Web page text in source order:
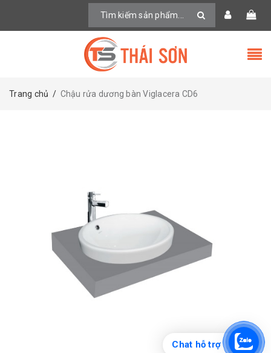
Trang chủ / Chậu rửa dương bàn Viglacera CD6
Chat hỗ trợ